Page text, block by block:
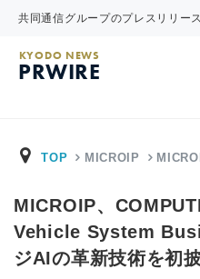
共同通信グループのプレスリリー
KYODO NEWS
PRWIRE
TOP MICROIP
MICROIP、
Vehicle System
ジAIの革新技術を初